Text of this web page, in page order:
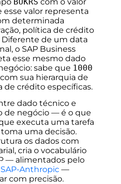
esse valor representa
determinada
política de crédito
de um data
o SAP Business
esse mesmo dado
sabe que 1000
sua hierarquia de
de crédito específicas.
dado técnico e
de negócio — é o que
executa uma tarefa
uma decisão.
os dados com
cria o vocabulário
— alimentados pelo
Anthropic —
com precisão.